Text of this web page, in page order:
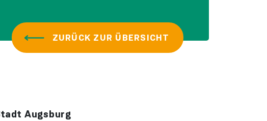
ZURÜCK ZUR ÜBERSICHT
Augsburg